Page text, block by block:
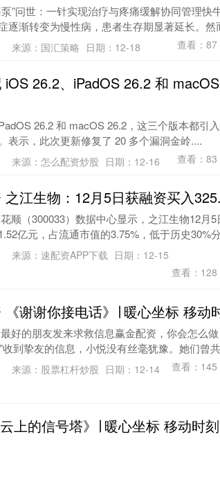
”问世：一针实现治疗与疼痛缓解协同管理快
逐渐转变为慢性病，患者生存期显著延长。然
来源：国汇策略 日期：12-18 查看： 87
iOS 26.2、iPadOS 26.2 和
26.2 和 macOS 26.2，这三个版本都引
表示，此次更新修复了 20 多个漏洞金岭....
来源：怎么配资炒股 日期：12-16 查看： 83
之江生物：12月5日获融资买入
顺（300033）数据中心显示，之江生物12月
亿元，占流通市值的3.75%，低于历史30%
来源：速配资APP下载 日期：12-15
查看： 128
《谢谢你接电话》∣ 暖心坐标 移动
好的朋友发来求救信息赢金配资，你会怎么
到挚友的信息，小悦没有丝毫犹豫。她们曾
来源：股票杠杆炒股 日期：12-14 查看： 145
上的信号塔》∣ 暖心坐标 移动时刻